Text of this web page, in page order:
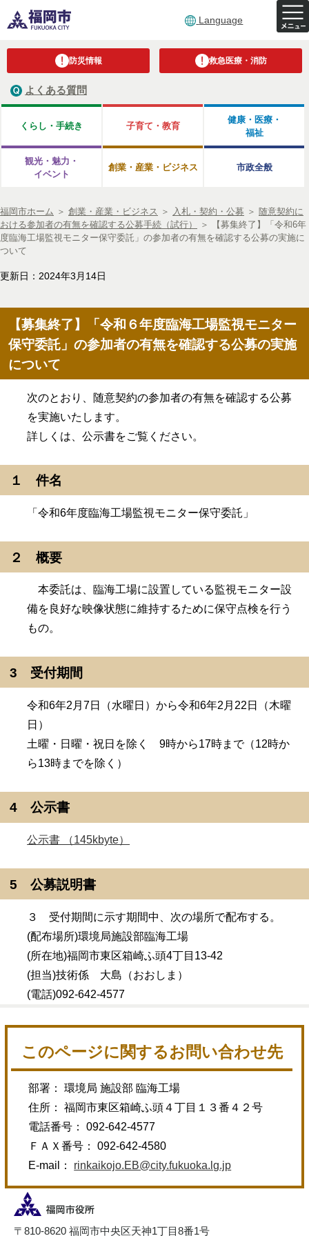
Language
防災情報 救急医療・消防
よくある質問
くらし・手続き 子育て・教育
健康・医療・
福祉
観光・魅力・
イベント
創業・産業・ビジネス 市政全般
福岡市ホーム ＞ 創業・産業・ビジネス ＞ 入札・契約・公募 ＞ 随意契約に
おける参加者の有無を確認する公募手続（試行）
＞
【募集終了】「令和6年
度臨海工場監視モニター保守委託」の参加者の有無を確認する公募の実施に
ついて
更新日：2024年3月14日
【募集終了】「令和６年度臨海工場監視モニター
保守委託」の参加者の有無を確認する公募の実施
について
次のとおり、随意契約の参加者の有無を確認する公募
を実施いたします。
詳しくは、公示書をご覧ください。
１ 件名
「令和6年度臨海工場監視モニター保守委託」
２ 概要
本委託は、臨海工場に設置している監視モニター設
備を良好な映像状態に維持するために保守点検を行う
もの。
3 受付期間
令和6年2月7日（水曜日）から令和6年2月22日（木曜
日）
土曜・日曜・祝日を除く 9時から17時まで（12時か
ら13時までを除く）
4 公示書
公示書 （145kbyte）
5 公募説明書
３ 受付期間に示す期間中、次の場所で配布する。
(配布場所)環境局施設部臨海工場
(所在地)福岡市東区箱崎ふ頭4丁目13-42
(担当)技術係 大島（おおしま）
(電話)092-642-4577
このページに関するお問い合わせ先
部署： 環境局 施設部 臨海工場
住所： 福岡市東区箱崎ふ頭４丁目１３番４２号
電話番号： 092-642-4577
ＦＡＸ番号： 092-642-4580
E-mail： rinkaikojo.EB@city.fukuoka.lg.jp
〒810-8620 福岡市中央区天神1丁目8番1号